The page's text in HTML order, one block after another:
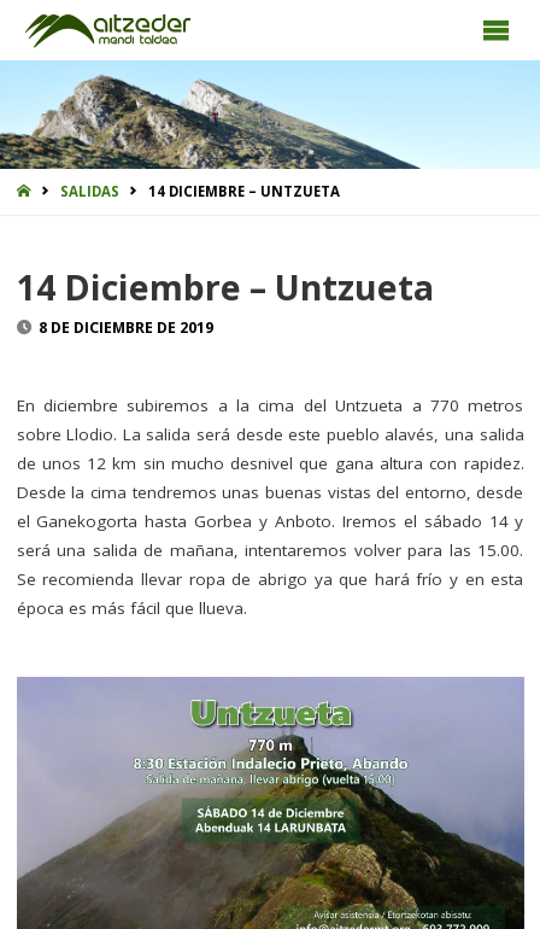
INICIOSALIDAS 14 DICIEMBRE – UNTZUETA
14 Diciembre – Untzueta
8 DE DICIEMBRE DE 2019
En diciembre subiremos a la cima del Untzueta a 770 metros
sobre Llodio. La salida será desde este pueblo alavés, una salida
de unos 12 km sin mucho desnivel que gana altura con rapidez.
Desde la cima tendremos unas buenas vistas del entorno, desde
el Ganekogorta hasta Gorbea y Anboto. Iremos el sábado 14 y
será una salida de mañana, intentaremos volver para las 15.00.
Se recomienda llevar ropa de abrigo ya que hará frío y en esta
época es más fácil que llueva.